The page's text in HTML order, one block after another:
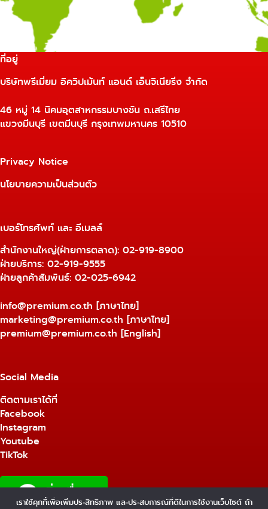
ที่อยู่
บริษัทพรีเมี่ยม อิควิปเม้นท์ แอนด์ เอ็นจิเนียริ่ง จำกัด
46 หมู่ 14 นิคมอุตสาหกรรมบางชัน ถ.เสรีไทย
แขวงมีนบุรี เขตมีนบุรี กรุงเทพมหานคร 10510
Privacy Notice
นโยบายความเป็นส่วนตัว
เบอร์โทรศัพท์ และ อีเมลล์
สำนักงานใหญ่(ฝ่ายการตลาด): 02-919-8900
ฝ่ายบริการ: 02-919-9555
ฝ่ายลูกค้าสัมพันธ์: 02-025-6942
info@premium.co.th [ภาษาไทย]
marketing@premium.co.th [ภาษาไทย]
premium@premium.co.th [English]
Social Media
ติดตามเราได้ที่
Facebook
Instagram
Youtube
TikTok
เราใช้คุกกี้เพื่อเพิ่มประสิทธิภาพ และประสบการณ์ที่ดีในการใช้งานเว็บไซต์ ถ้า
1